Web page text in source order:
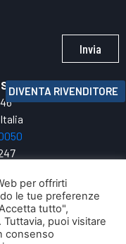
DIVENTA RIVENDITORE
Invia
con
per offrirti
le tue preferenze
tutto",
puoi visitare
consenso